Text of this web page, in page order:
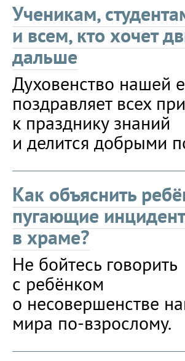
Ученикам,
и всем, кто хочет
дальше
Духовенство нашей
поздравляет всех
к празднику знаний
и делится добрыми
Как объяснить
пугающие
в храме?
Не бойтесь говорить
с ребёнком
о несовершенстве
мира по-взрослому.